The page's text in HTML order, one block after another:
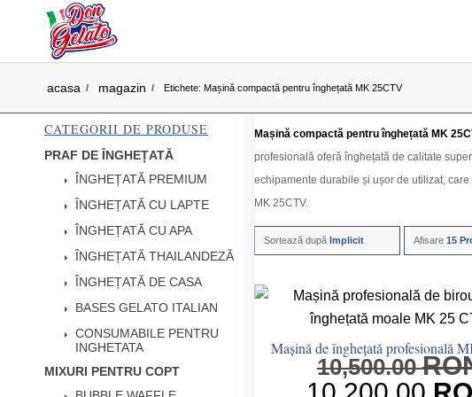
acasa / magazin / Etichete: Mașină compactă pentru înghețată MK 25CTV
Mașină compactă pentru înghețată MK
profesională oferă înghețată de calitate
echipamente durabile și ușor de utilizat,
MK 25CTV.
Sortează după Implicit Afisare 15
Mașină de înghețată profesională
10,500.00
CATEGORII DE PRODUSE
PRAF DE ÎNGHEȚATĂ
ÎNGHEȚATĂ PREMIUM
ÎNGHEȚATĂ CU LAPTE
ÎNGHEȚATĂ CU APA
ÎNGHEȚATĂ THAILANDEZĂ
ÎNGHEȚATĂ DE CASA
BASES GELATO ITALIAN
CONSUMABILE PENTRU
INGHETATA
MIXURI PENTRU COPT